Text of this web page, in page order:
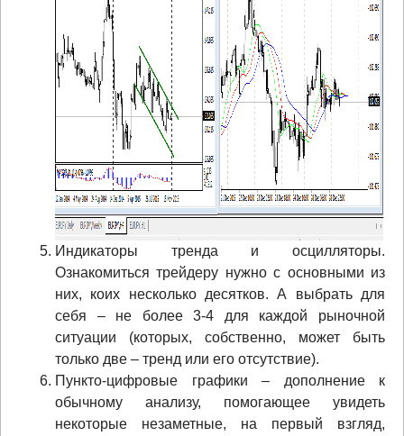
Индикаторы тренда и осцилляторы.
Ознакомиться трейдеру нужно с основными из
них, коих несколько десятков. А выбрать для
себя – не более 3-4 для каждой рыночной
ситуации (которых, собственно, может быть
только две – тренд или его отсутствие).
Пункто-цифровые графики – дополнение к
обычному анализу, помогающее увидеть
некоторые незаметные, на первый взгляд,